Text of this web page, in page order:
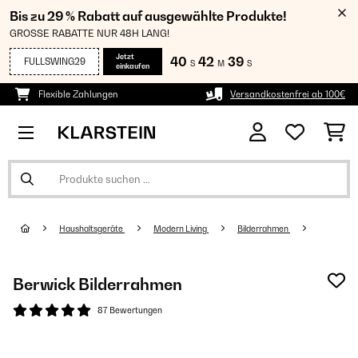
Bis zu 29 % Rabatt auf ausgewählte Produkte!
GROSSE RABATTE NUR 48H LANG!
FULLSWING29
Jetzt
einkaufen
40 S 42 M 38 S
Flexible Zahlungen Versandkostenfrei ab 100€
Haushaltsgeräte Modern Living Bilderrahmen
Berwick Bilderrahmen
87 Bewertungen